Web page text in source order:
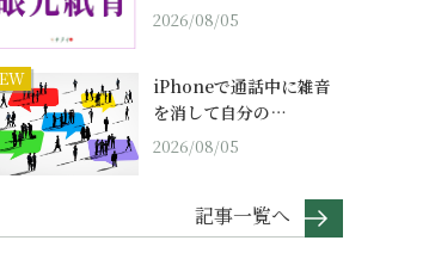
2026/08/05
iPhoneで通話中に雑音
を消して自分の…
2026/08/05
記事一覧へ